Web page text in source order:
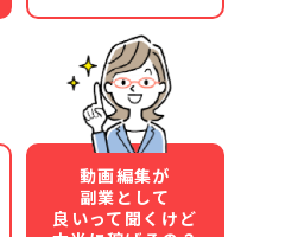
動画編集が
副業として
良いって聞くけど